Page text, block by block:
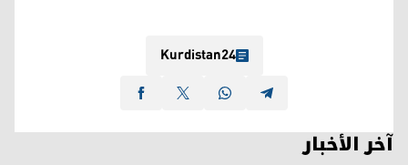
Kurdistan24
آخر الأخبار